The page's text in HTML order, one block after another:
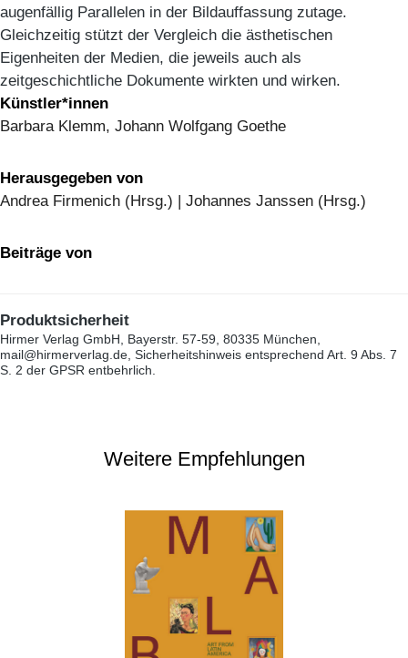
augenfällig Parallelen in der Bildauffassung zutage.
Gleichzeitig stützt der Vergleich die ästhetischen
Eigenheiten der Medien, die jeweils auch als
zeitgeschichtliche Dokumente wirkten und wirken.
Künstler*innen
Barbara Klemm, Johann Wolfgang Goethe
Herausgegeben von
Andrea Firmenich (Hrsg.) | Johannes Janssen (Hrsg.)
Beiträge von
Produktsicherheit
Hirmer Verlag GmbH, Bayerstr. 57-59, 80335 München,
mail@hirmerverlag.de, Sicherheitshinweis entsprechend Art. 9 Abs. 7
S. 2 der GPSR entbehrlich.
Weitere Empfehlungen